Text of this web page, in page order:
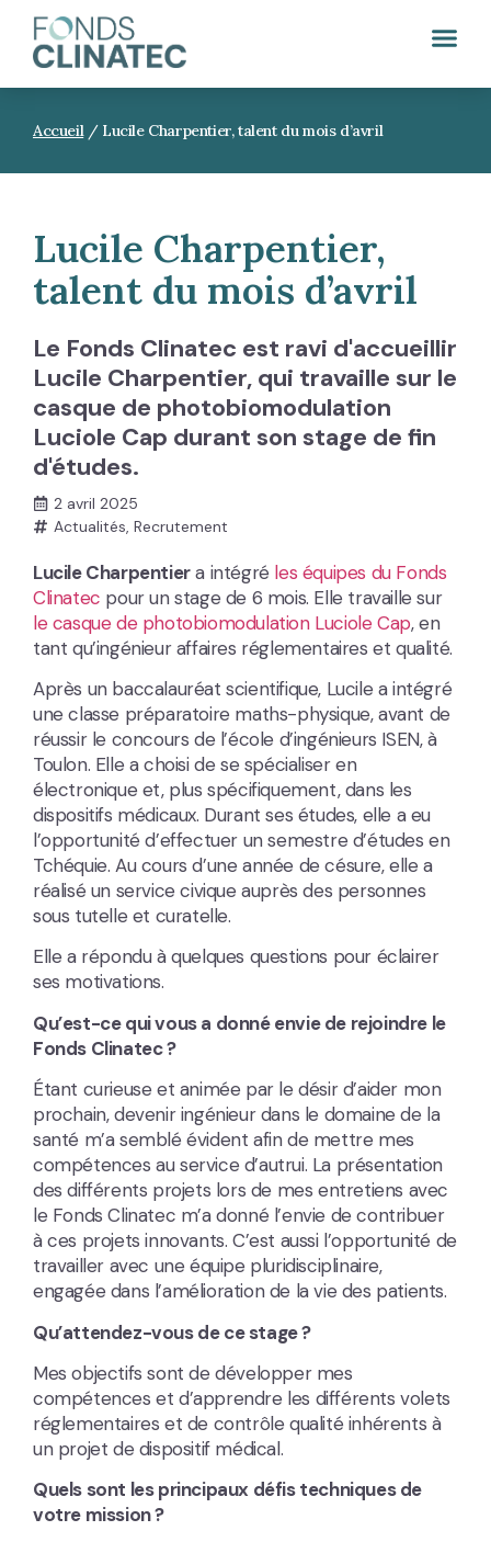
Accueil / Lucile Charpentier, talent du mois d’avril
Lucile Charpentier,
talent du mois d’avril
Le Fonds Clinatec est ravi d'accueillir
Lucile Charpentier, qui travaille sur le
casque de photobiomodulation
Luciole Cap durant son stage de fin
d'études.
2 avril 2025
Actualités, Recrutement
Lucile Charpentiera intégré les équipes du Fonds
Clinatec pour un stage de 6 mois. Elle travaille sur
le casque de photobiomodulation Luciole Cap, en
tant qu’ingénieur affaires réglementaires et qualité.
Après un baccalauréat scientifique, Lucile a intégré
une classe préparatoire maths-physique, avant de
réussir le concours de l’école d’ingénieurs ISEN, à
Toulon. Elle a choisi de se spécialiser en
électronique et, plus spécifiquement, dans les
dispositifs médicaux. Durant ses études, elle a eu
l’opportunité d’effectuer un semestre d’études en
Tchéquie. Au cours d’une année de césure, elle a
réalisé un service civique auprès des personnes
sous tutelle et curatelle.
Elle a répondu à quelques questions pour éclairer
ses motivations.
Qu’est-ce qui vous a donné envie de rejoindre le
Fonds Clinatec ?
Étant curieuse et animée par le désir d’aider mon
prochain, devenir ingénieur dans le domaine de la
santé m’a semblé évident afin de mettre mes
compétences au service d’autrui. La présentation
des différents projets lors de mes entretiens avec
le Fonds Clinatec m’a donné l’envie de contribuer
à ces projets innovants. C’est aussi l’opportunité de
travailler avec une équipe pluridisciplinaire,
engagée dans l’amélioration de la vie des patients.
Qu’attendez-vous de ce stage ?
Mes objectifs sont de développer mes
compétences et d’apprendre les différents volets
réglementaires et de contrôle qualité inhérents à
un projet de dispositif médical.
Quels sont les principaux défis techniques de
votre mission ?